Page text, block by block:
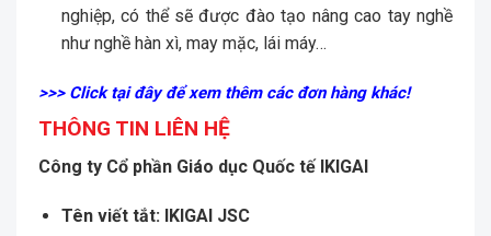
nghiệp, có thể sẽ được đào tạo nâng cao tay nghề
như nghề hàn xì, may mặc, lái máy…
>>> Click tại đây để xem thêm các đơn hàng khác!
THÔNG TIN LIÊN HỆ
Công ty Cổ phần Giáo dục Quốc tế IKIGAI
Tên viết tắt: IKIGAI JSC